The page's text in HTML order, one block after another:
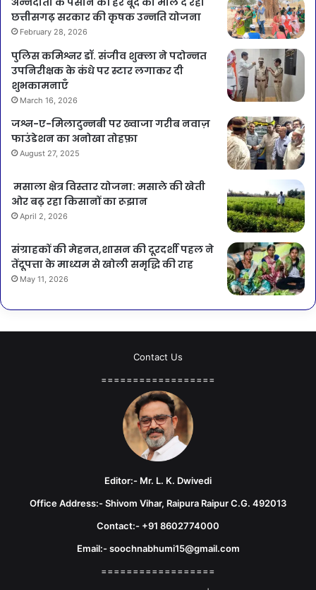
छत्तीसगढ़ सरकार की कृषक उन्नति योजना
February 28, 2026
पुलिस कमिश्नर डॉ. संजीव शुक्ला ने पदोन्नत
उपनिरीक्षक के कंधे पर स्टार लगाकर दी
शुभकामनाएँ
March 16, 2026
जश्न-ए-मिलादुन्नबी पर ख्वाजा गरीब नवाज़
फाउंडेशन का अनोखा तोहफ़ा
August 27, 2025
मसाला क्षेत्र विस्तार योजना: मसाले की खेती
ओर बढ़ रहा किसानों का रूझान
April 2, 2026
संग्राहकों की मेहनत,शासन की दूरदर्शी पहल ने
तेंदूपत्ता के माध्यम से खोली समृद्धि की राह
May 11, 2026
Contact Us
==================
Editor:- Mr. L. K. Dwivedi
Office Address:- Shivom Vihar, Raipura Raipur C.G. 492013
Contact:- +91 8602774000
Email:- soochnabhumi15@gmail.com
==================